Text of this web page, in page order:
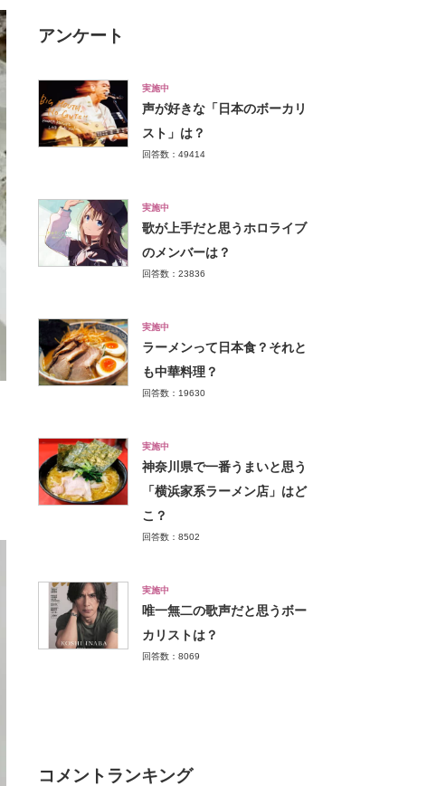
アンケート
実施中
声が好きな「日本のボーカリ
スト」は？
回答数：49414
実施中
歌が上手だと思うホロライブ
のメンバーは？
回答数：23836
実施中
ラーメンって日本食？それと
も中華料理？
回答数：19630
実施中
神奈川県で一番うまいと思う
「横浜家系ラーメン店」はど
こ？
回答数：8502
実施中
唯一無二の歌声だと思うボー
カリストは？
回答数：8069
コメントランキング